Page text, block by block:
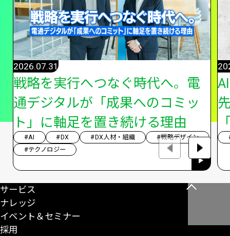
戦略を実行へつなぐ時代へ。電
通デジタルが「成果へのコミッ
ト」に軸足を置き続ける理由
2026.07.31
#AI #DX #DX人材・組織
#戦略デザイン
#テクノロジー
こ
サービス
ナレッジ
イベント＆セミナー
採用